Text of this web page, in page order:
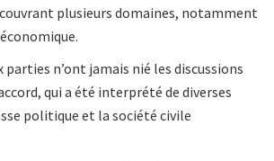
plusieurs domaines, notamment
parties n’ont jamais nié les discussions
qui a été interprété de diverses
politique et la société civile